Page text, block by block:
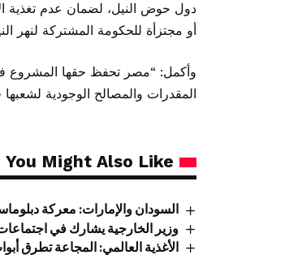
دول حوض النيل، لضمان عدم تغذية
أو مجتزأة للحكومة المشتركة لنهر
وأكمل: “مصر تحفظ حقها المشروع في
المقدرات والمصالح الوجودية
You Might Also Like
السودان والإمارات: معركة
وزير الخارجية يشارك في
الأغذية العالمي: المجاعة تطرق